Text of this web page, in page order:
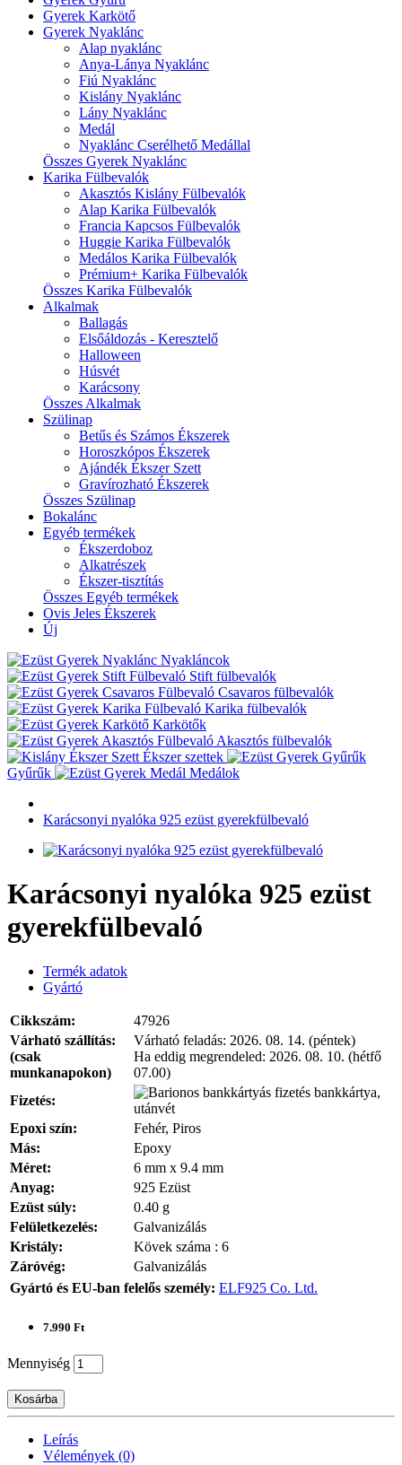
Gyerek Karkötő
Gyerek Nyaklánc
Alap nyaklánc
Anya-Lánya Nyaklánc
Fiú Nyaklánc
Kislány Nyaklánc
Lány Nyaklánc
Medál
Nyaklánc Cserélhető Medállal
Összes Gyerek Nyaklánc
Karika Fülbevalók
Akasztós Kislány Fülbevalók
Alap Karika Fülbevalók
Francia Kapcsos Fülbevalók
Huggie Karika Fülbevalók
Medálos Karika Fülbevalók
Prémium+ Karika Fülbevalók
Összes Karika Fülbevalók
Alkalmak
Ballagás
Elsőáldozás - Keresztelő
Halloween
Húsvét
Karácsony
Összes Alkalmak
Szülinap
Betűs és Számos Ékszerek
Horoszkópos Ékszerek
Ajándék Ékszer Szett
Gravírozható Ékszerek
Összes Szülinap
Bokalánc
Egyéb termékek
Ékszerdoboz
Alkatrészek
Ékszer-tisztítás
Összes Egyéb termékek
Ovis Jeles Ékszerek
Új
Nyakláncok
Stift fülbevalók
Csavaros fülbevalók
Karika fülbevalók
Karkötők
Akasztós fülbevalók
Ékszer szettek
Gyűrűk
Medálok
Karácsonyi nyalóka 925 ezüst gyerekfülbevaló
Karácsonyi nyalóka 925 ezüst
gyerekfülbevaló
Termék adatok
Gyártó
Cikkszám:
47926
Várható szállítás:
(csak
munkanapokon)
Várható feladás: 2026. 08. 14. (péntek)
Ha eddig megrendeled: 2026. 08. 10. (hétfő
07.00)
Fizetés:
bankkártya,
utánvét
Epoxi szín:
Fehér, Piros
Más:
Epoxy
Méret:
6 mm x 9.4 mm
Anyag:
925 Ezüst
Ezüst súly:
0.40 g
Felületkezelés:
Galvanizálás
Kristály:
Kövek száma : 6
Záróvég:
Galvanizálás
Gyártó és EU-ban felelős személy: ELF925 Co. Ltd.
7.990 Ft
Mennyiség
Kosárba
Leírás
Vélemények (0)